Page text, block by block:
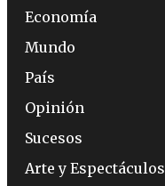
Economía
Mundo
País
Opinión
Sucesos
Arte y Espectáculos